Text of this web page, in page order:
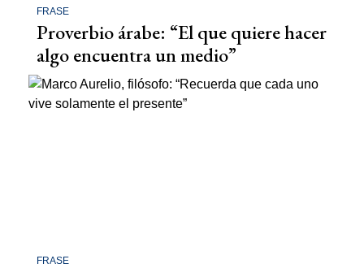
FRASE
Proverbio árabe: “El que quiere hacer
algo encuentra un medio”
FRASE